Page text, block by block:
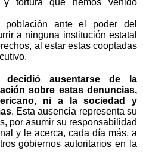
población ante el poder del
a ninguna institución estatal
al estar estas cooptadas
decidió ausentarse de la
sobre estas denuncias,
ni a la sociedad y
. Esta ausencia representa su
por asumir su responsabilidad
y le acerca, cada día más, a
gobiernos autoritarios en la